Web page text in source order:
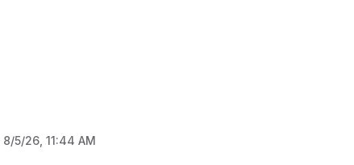
8/5/26, 11:44 AM